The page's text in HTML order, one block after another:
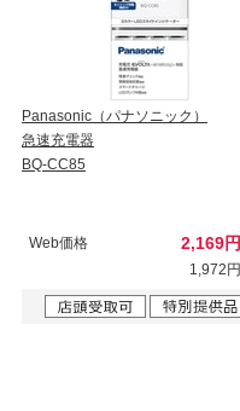
Panasonic（パナソニック）
急速充電器
BQ-CC85
Web価格 2,169円
1,972円